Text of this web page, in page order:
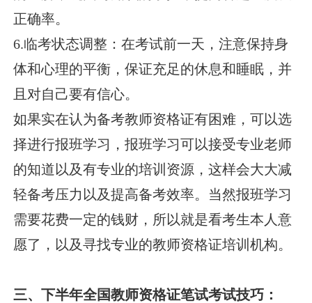
正确率。
6.临考状态调整：在考试前一天，注意保持身
体和心理的平衡，保证充足的休息和睡眠，并
且对自己要有信心。
如果实在认为备考教师资格证有困难，可以选
择进行报班学习，报班学习可以接受专业老师
的知道以及有专业的培训资源，这样会大大减
轻备考压力以及提高备考效率。当然报班学习
需要花费一定的钱财，所以就是看考生本人意
愿了，以及寻找专业的教师资格证培训机构。
三、下半年全国教师资格证笔试考试技巧：